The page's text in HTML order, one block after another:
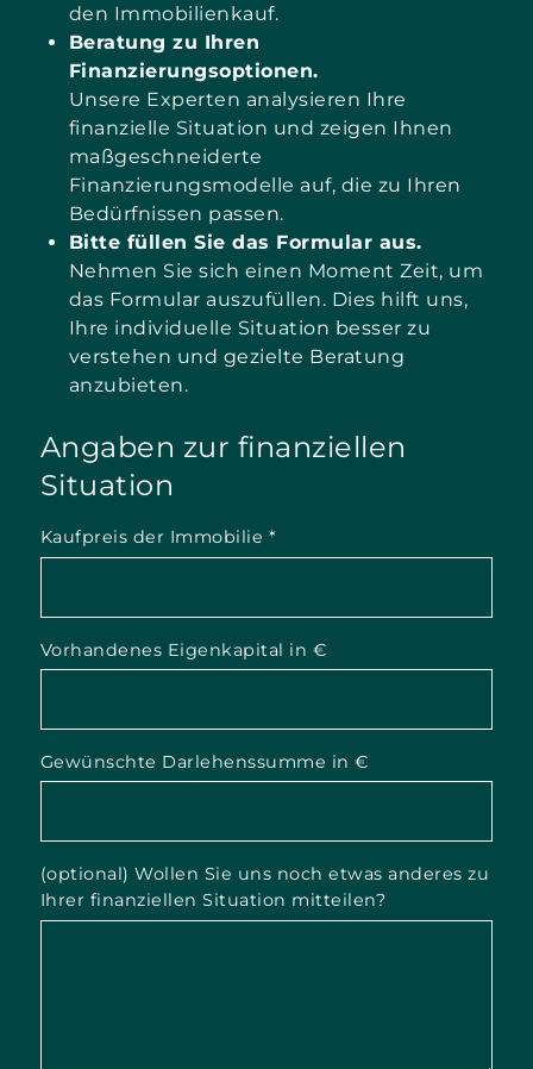
den Immobilienkauf.
Beratung zu Ihren
Finanzierungsoptionen.
Unsere Experten analysieren Ihre
finanzielle Situation und zeigen Ihnen
maßgeschneiderte
Finanzierungsmodelle auf, die zu Ihren
Bedürfnissen passen.
Bitte füllen Sie das Formular aus.
Nehmen Sie sich einen Moment Zeit, um
das Formular auszufüllen. Dies hilft uns,
Ihre individuelle Situation besser zu
verstehen und gezielte Beratung
anzubieten.
Angaben zur finanziellen
Situation
Kaufpreis der Immobilie *
Vorhandenes Eigenkapital in €
Gewünschte Darlehenssumme in €
(optional) Wollen Sie uns noch etwas anderes zu
Ihrer finanziellen Situation mitteilen?